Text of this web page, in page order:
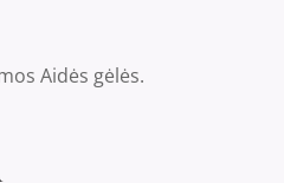
Aidės gėlės.